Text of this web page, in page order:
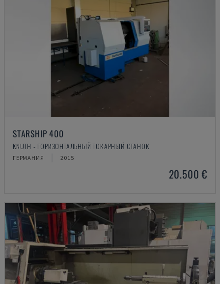
STARSHIP 400
KNUTH - ГОРИЗОНТАЛЬНЫЙ ТОКАРНЫЙ СТАНОК
ГЕРМАНИЯ 2015
20.500 €